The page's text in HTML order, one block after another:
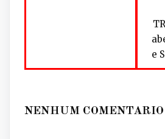
e
NENHUM COMENTÁRIO